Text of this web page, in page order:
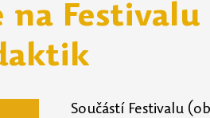
na Festivalu
Součástí Festivalu